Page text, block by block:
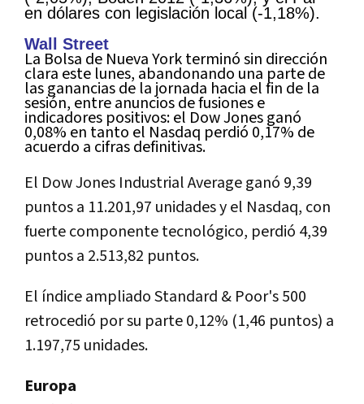
en dólares con legislación local (-1,18%).
Wall Street
La Bolsa de Nueva York terminó sin dirección
clara este lunes, abandonando una parte de
las ganancias de la jornada hacia el fin de la
sesión, entre anuncios de fusiones e
indicadores positivos: el Dow Jones ganó
0,08% en tanto el Nasdaq perdió 0,17% de
acuerdo a cifras definitivas.
El Dow Jones Industrial Average ganó 9,39
puntos a 11.201,97 unidades y el Nasdaq, con
fuerte componente tecnológico, perdió 4,39
puntos a 2.513,82 puntos.
El índice ampliado Standard & Poor's 500
retrocedió por su parte 0,12% (1,46 puntos) a
1.197,75 unidades.
Europa